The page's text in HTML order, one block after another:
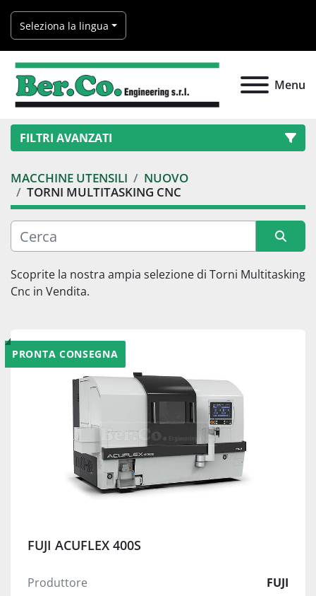
Seleziona la lingua
Menu
FILTRI AVANZATI
Categoria
Produttore
Modello
MACCHINE UTENSILI
NUOVO
TORNI MULTITASKING CNC
Ordina per
Scoprite la nostra ampia selezione di Torni Multitasking
Cnc in Vendita.
PRONTA CONSEGNA
FUJI ACUFLEX 400S
Produttore
FUJI